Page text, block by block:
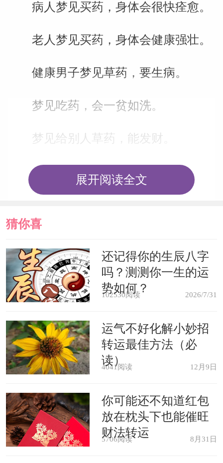
病人梦见买药，身体会很快痊愈。
老人梦见买药，身体会健康强壮。
健康男子梦见草药，要生病。
梦见吃药，会一贫如洗。
梦见给别人草药，能发财。
梦见买药，要受到疾病的折磨。
己得到治疗。梦中的药既可代表使人身
体恢复健康的药物，也可以象征使情况
好转的方法。此外，它也能表示促进你
进步的重要经历。
心理分析：梦中的药代表你遇到的
一些表面看来不尽人意的经历，但随着
时间的推移，其下面的作用也会逐渐显
露出来。此外，它也表示你与生俱来的
自我精神治疗的能力。
展开阅读全文
猜你喜
欢
还记得你的生辰八字
吗？测测你一生的运
势如何？
102530阅读 2026/7/31
运气不好化解小妙招
转运最佳方法（必
读）
4041阅读 12月9日
你可能还不知道红包
放在枕头下也能催旺
财法转运
5706阅读 8月31日